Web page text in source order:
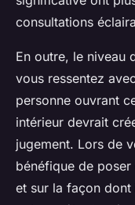
consultations
En outre, le niveau
vous ressentez
personne ouvrant
intérieur devrait
jugement. Lors de
bénéfique de
et sur la façon